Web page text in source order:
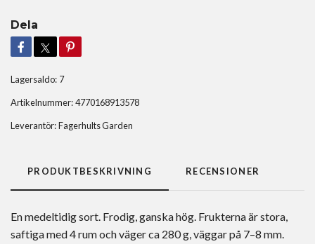
Dela
Lagersaldo: 7
Artikelnummer:4770168913578
Leverantör:Fagerhults Garden
PRODUKTBESKRIVNING RECENSIONER
En medeltidig sort. Frodig, ganska hög. Frukterna är stora,
saftiga med 4 rum och väger ca 280 g, väggar på 7–8 mm.